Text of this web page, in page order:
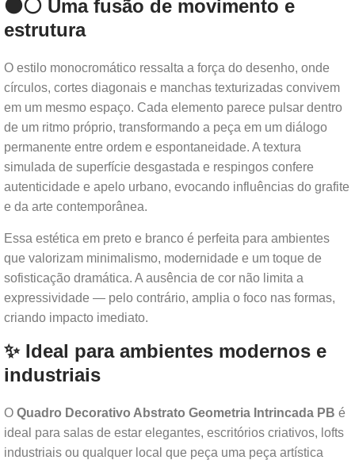
⚫⚪ Uma fusão de movimento e
estrutura
O estilo monocromático ressalta a força do desenho, onde
círculos, cortes diagonais e manchas texturizadas convivem
em um mesmo espaço. Cada elemento parece pulsar dentro
de um ritmo próprio, transformando a peça em um diálogo
permanente entre ordem e espontaneidade. A textura
simulada de superfície desgastada e respingos confere
autenticidade e apelo urbano, evocando influências do grafite
e da arte contemporânea.
Essa estética em preto e branco é perfeita para ambientes
que valorizam minimalismo, modernidade e um toque de
sofisticação dramática. A ausência de cor não limita a
expressividade — pelo contrário, amplia o foco nas formas,
criando impacto imediato.
✨ Ideal para ambientes modernos e
industriais
O Quadro Decorativo Abstrato Geometria Intrincada PB é
ideal para salas de estar elegantes, escritórios criativos, lofts
industriais ou qualquer local que peça uma peça artística